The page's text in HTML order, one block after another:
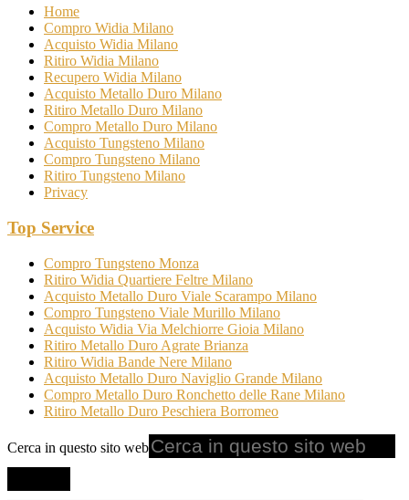
Home
Compro Widia Milano
Acquisto Widia Milano
Ritiro Widia Milano
Recupero Widia Milano
Acquisto Metallo Duro Milano
Ritiro Metallo Duro Milano
Compro Metallo Duro Milano
Acquisto Tungsteno Milano
Compro Tungsteno Milano
Ritiro Tungsteno Milano
Privacy
Top Service
Compro Tungsteno Monza
Ritiro Widia Quartiere Feltre Milano
Acquisto Metallo Duro Viale Scarampo Milano
Compro Tungsteno Viale Murillo Milano
Acquisto Widia Via Melchiorre Gioia Milano
Ritiro Metallo Duro Agrate Brianza
Ritiro Widia Bande Nere Milano
Acquisto Metallo Duro Naviglio Grande Milano
Compro Metallo Duro Ronchetto delle Rane Milano
Ritiro Metallo Duro Peschiera Borromeo
Cerca in questo sito web